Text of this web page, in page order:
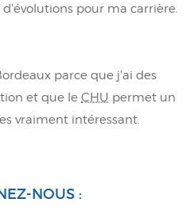
pour ma carrière.
parce que j'ai des
et que le CHU permet un
vraiment intéressant.
NOUS :